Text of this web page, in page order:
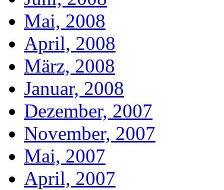
Mai, 2008
April, 2008
März, 2008
Januar, 2008
Dezember, 2007
November, 2007
Mai, 2007
April, 2007